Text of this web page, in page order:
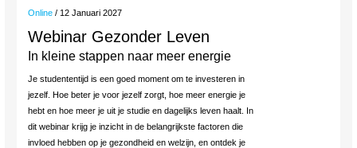
Online / 12 Januari 2027
Webinar Gezonder Leven
In kleine stappen naar meer energie
Je studententijd is een goed moment om te investeren in
jezelf. Hoe beter je voor jezelf zorgt, hoe meer energie je
hebt en hoe meer je uit je studie en dagelijks leven haalt. In
dit webinar krijg je inzicht in de belangrijkste factoren die
invloed hebben op je gezondheid en welzijn, en ontdek je